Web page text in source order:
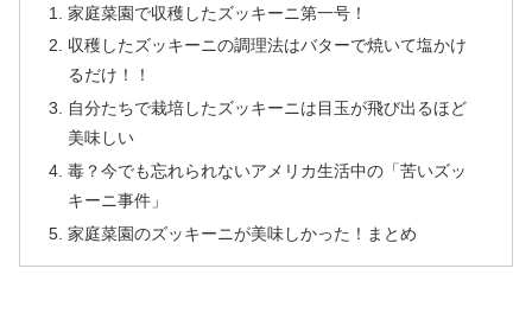
家庭菜園で収穫したズッキーニ第一号！
収穫したズッキーニの調理法はバターで焼いて塩かけ
るだけ！！
自分たちで栽培したズッキーニは目玉が飛び出るほど
美味しい
毒？今でも忘れられないアメリカ生活中の「苦いズッ
キーニ事件」
家庭菜園のズッキーニが美味しかった！まとめ